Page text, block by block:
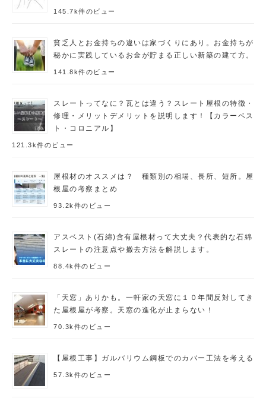
145.7k件のビュー
貧乏人とお金持ちの違いは家づくりにあり。お金持ちが
秘かに実践しているお金が貯まる正しい新築の建て方。
141.8k件のビュー
スレートってなに？瓦とは違う？スレート屋根の特徴・
修理・メリットデメリットを説明します！【カラーベス
ト・コロニアル】
121.3k件のビュー
屋根材のオススメは？ 種類別の相場、長所、短所。屋
根屋の考察まとめ
93.2k件のビュー
アスベスト(石綿)含有屋根材って大丈夫？代表的な石綿
スレートの注意点や撤去方法を解説します。
88.4k件のビュー
「天窓」ありかも。一軒家の天窓に１０年間反対してき
た屋根屋が考察。天窓の進化が止まらない！
70.3k件のビュー
【屋根工事】ガルバリウム鋼板でのカバー工法を考える
57.3k件のビュー